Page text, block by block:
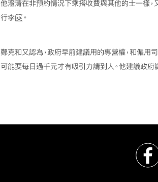
他澄清在非預約情況下乘搭收費與其他的士一樣
行李篋。
鄭克和又認為，政府早前建議用的專營權，和僱用
可能要每日過千元才有吸引力請到人。他建議政